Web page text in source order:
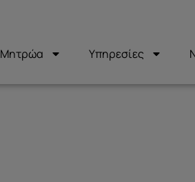
Μητρώα Υπηρεσίες